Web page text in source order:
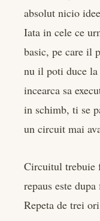
absolut nicio
Iata in cele ce
basic, pe care il
nu il poti duce
incearca sa
in schimb, ti se
un circuit mai
Circuitul trebuie
repaus este
Repeta de trei